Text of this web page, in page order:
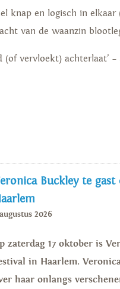
knap en logisch in
van de waanzin
(of vervloekt) achterlaat’
Buckley te gast
2026
zaterdag 17 oktober is
in Haarlem.
haar onlangs